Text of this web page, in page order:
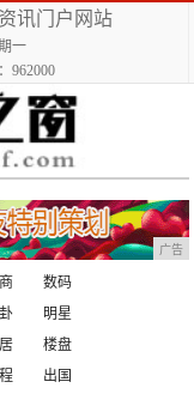
讯门户网站
一
962000
广告
数码
明星
楼盘
出国